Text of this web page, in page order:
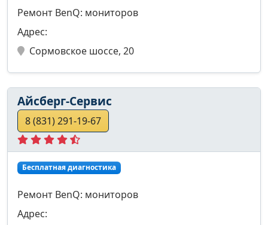
Ремонт BenQ: мониторов
Адрес:
Сормовское шоссе, 20
Айсберг-Сервис
8 (831) 291-19-67
Бесплатная диагностика
Ремонт BenQ: мониторов
Адрес: